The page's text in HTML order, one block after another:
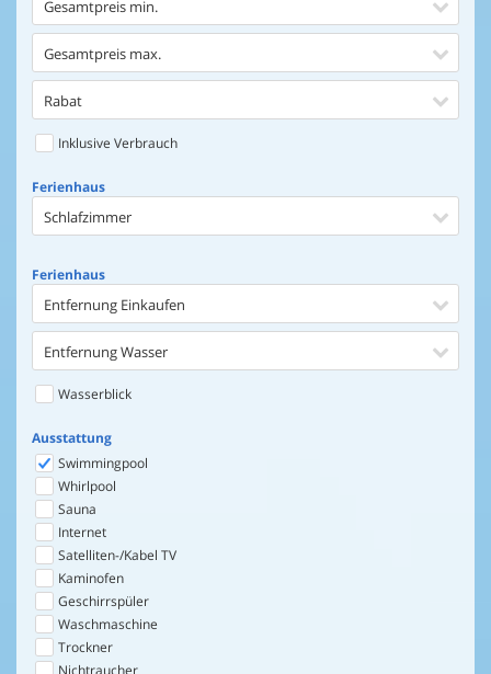
Gesamtpreis min.
Gesamtpreis max.
Rabat
Inklusive Verbrauch
Ferienhaus
Schlafzimmer
Ferienhaus
Entfernung Einkaufen
Entfernung Wasser
Wasserblick
Ausstattung
Swimmingpool
Whirlpool
Sauna
Internet
Satelliten-/Kabel TV
Kaminofen
Geschirrspüler
Waschmaschine
Trockner
Nichtraucher